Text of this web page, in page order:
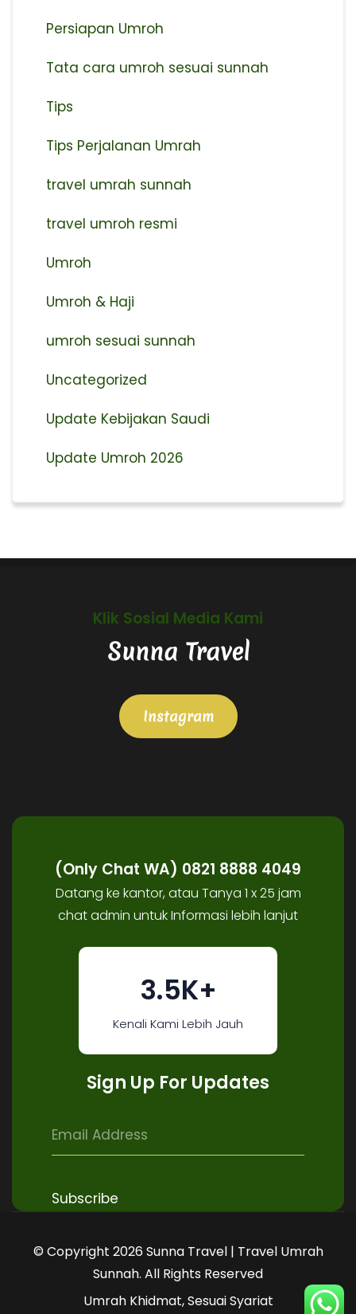
Persiapan Umroh
Tata cara umroh sesuai sunnah
Tips
Tips Perjalanan Umrah
travel umrah sunnah
travel umroh resmi
Umroh
Umroh & Haji
umroh sesuai sunnah
Uncategorized
Update Kebijakan Saudi
Update Umroh 2026
Klik Sosial Media Kami
Sunna Travel
Instagram
(Only Chat WA) 0821 8888 4049
Datang ke kantor, atau Tanya 1 x 25 jam
chat admin untuk Informasi lebih lanjut
3.5K+
Kenali Kami Lebih Jauh
Sign Up For Updates
© Copyright 2026 Sunna Travel | Travel Umrah
Sunnah. All Rights Reserved
Umrah Khidmat, Sesuai Syariat